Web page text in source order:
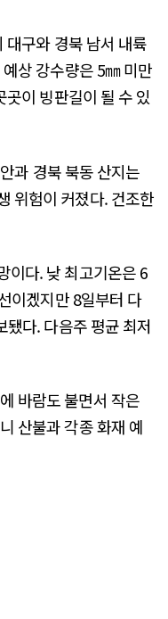
대구와 경북 남서 내륙
상 강수량은 5㎜ 미만
곳이 빙판길이 될 수 있
과 경북 북동 산지는
위험이 커졌다. 건조한
이다. 낮 최고기온은 6
이겠지만 8일부터 다
다. 다음주 평균 최저
바람도 불면서 작은
산불과 각종 화재 예